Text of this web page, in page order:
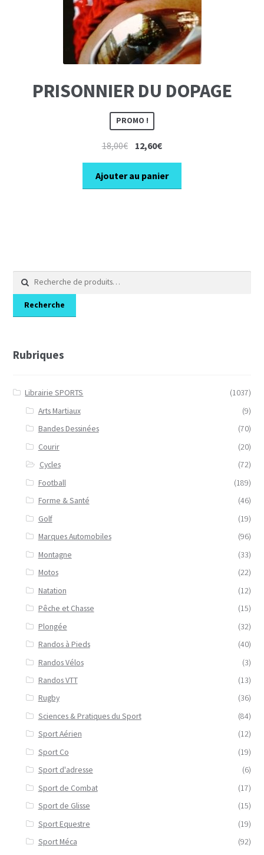
PRISONNIER DU DOPAGE
PROMO !
18,00€ Le
initial
était :
12,60€Le
actuel
est :
Ajouter au panier
Recherche
pour :
Recherche
Rubriques
Librairie SPORTS
(1037)
Arts Martiaux
(9)
Bandes Dessinées
(70)
Courir
(20)
Cycles
(72)
Football
(189)
Forme & Santé
(46)
Golf
(19)
Marques Automobiles
(96)
Montagne
(33)
Motos
(22)
Natation
(12)
Pêche et Chasse
(15)
Plongée
(32)
Randos à Pieds
(40)
Randos Vélos
(3)
Randos VTT
(13)
Rugby
(36)
Sciences & Pratiques du Sport
(84)
Sport Aérien
(12)
Sport Co
(19)
Sport d'adresse
(6)
Sport de Combat
(17)
Sport de Glisse
(15)
Sport Equestre
(19)
Sport Méca
(92)